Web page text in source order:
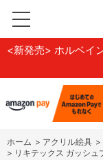
<新発売> ホルベイ
ホーム > アクリル絵具 >
> リキテックス ガッシ